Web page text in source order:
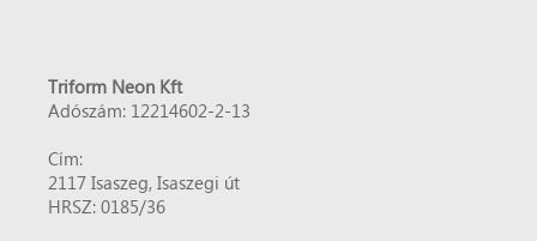
Triform Neon Kft
Adószám: 12214602-2-13
Cím:
2117 Isaszeg, Isaszegi út
HRSZ: 0185/36